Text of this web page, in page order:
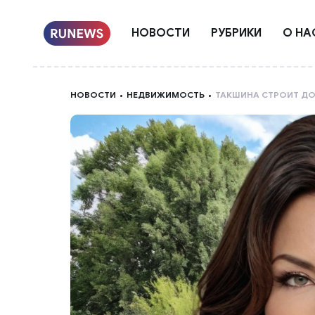
НОВОСТИ РУБРИКИ О
НОВОСТИ НЕДВИЖИМОСТЬ ТАКШИНА СТРОИТ